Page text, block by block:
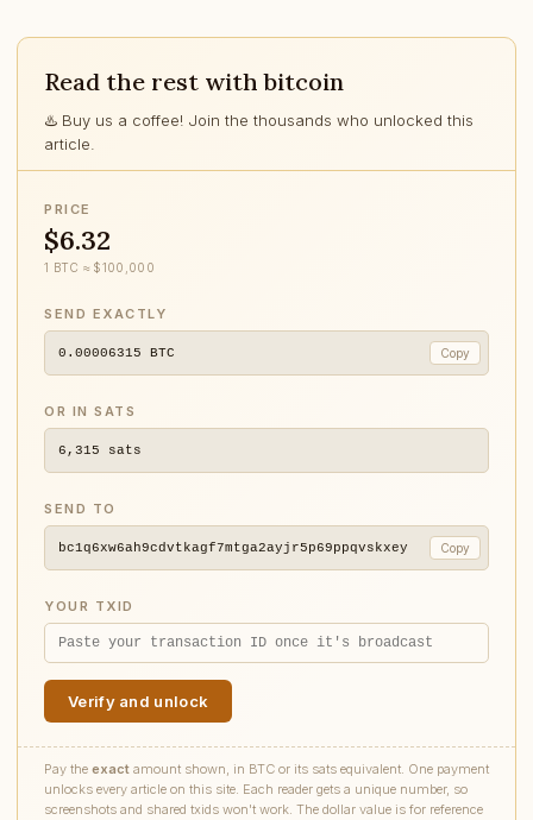
Read the rest with bitcoin
♨️ Buy us a coffee! Join the thousands who unlocked this
article.
PRICE
$6.32
1 BTC ≈ $100,000
SEND EXACTLY
0.00006315 BTC Copy
OR IN SATS
6,315 sats
SEND TO
bc1q6xw6ah9cdvtkagf7mtga2ayjr5p69ppqvskxey Copy
YOUR TXID
Verify and unlock
Pay the exact amount shown, in BTC or its sats equivalent. One payment
unlocks every article on this site. Each reader gets a unique number, so
screenshots and shared txids won't work. The dollar value is for reference